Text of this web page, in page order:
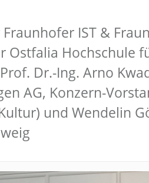
IST &
Ostfalia Hochschule
Dr.-Ing. Arno
AG, Konzern-
und Wendelin